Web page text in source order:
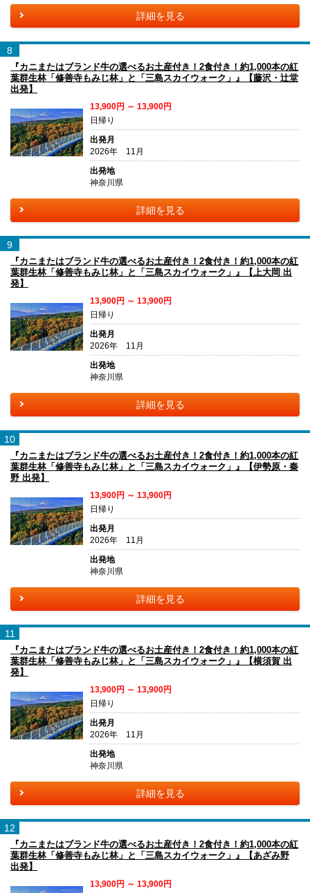
詳細を見る
8
『カニまたはブランド牛の選べるお土産付き！2食付き！約1,000本の紅
葉群生林「修善寺もみじ林」と「三島スカイウォーク」』【藤沢・辻堂
出発】
13,900円 ～ 13,900円
日帰り
出発月
2026年 11月
出発地
神奈川県
詳細を見る
9
『カニまたはブランド牛の選べるお土産付き！2食付き！約1,000本の紅
葉群生林「修善寺もみじ林」と「三島スカイウォーク」』【上大岡 出
発】
13,900円 ～ 13,900円
日帰り
出発月
2026年 11月
出発地
神奈川県
詳細を見る
10
『カニまたはブランド牛の選べるお土産付き！2食付き！約1,000本の紅
葉群生林「修善寺もみじ林」と「三島スカイウォーク」』【伊勢原・秦
野 出発】
13,900円 ～ 13,900円
日帰り
出発月
2026年 11月
出発地
神奈川県
詳細を見る
11
『カニまたはブランド牛の選べるお土産付き！2食付き！約1,000本の紅
葉群生林「修善寺もみじ林」と「三島スカイウォーク」』【横須賀 出
発】
13,900円 ～ 13,900円
日帰り
出発月
2026年 11月
出発地
神奈川県
詳細を見る
12
『カニまたはブランド牛の選べるお土産付き！2食付き！約1,000本の紅
葉群生林「修善寺もみじ林」と「三島スカイウォーク」』【あざみ野
出発】
13,900円 ～ 13,900円